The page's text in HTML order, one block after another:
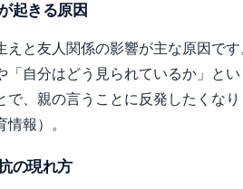
起きる原因
えと友人関係の影響が主な原因で
「自分はどう見られているか」と
で、親の言うことに反発したくな
報）。
の現れ方